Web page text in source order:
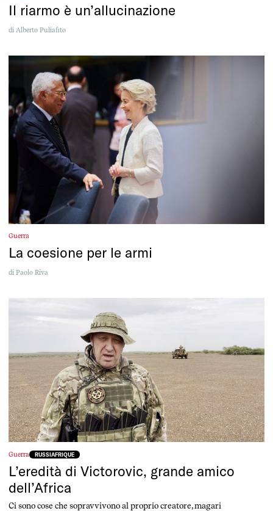
Il riarmo è un’allucinazione
di Alberto Puliafito
Guerra
La coesione per le armi
di Paolo Riva
Guerra RUSSIAFRIQUE
L’eredità di Victorovic, grande amico
dell’Africa
Ci sono cose che sopravvivono al proprio creatore, magari